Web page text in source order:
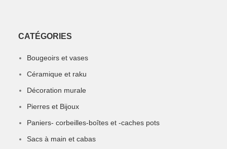
CATÉGORIES
Bougeoirs et vases
Céramique et raku
Décoration murale
Pierres et Bijoux
Paniers- corbeilles-boîtes et -caches pots
Sacs à main et cabas